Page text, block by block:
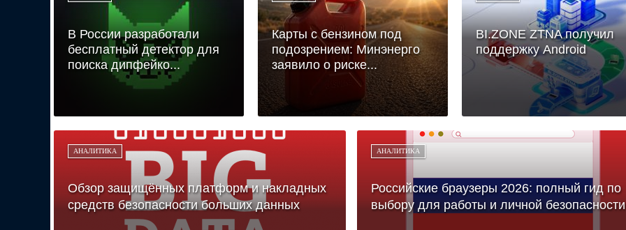
В России разработали
бесплатный детектор для
поиска дипфейко...
Карты с бензином под
подозрением: Минэнерго
заявило о риске...
BI.ZONE ZTNA получил
поддержку Android
АНАЛИТИКА
Обзор защищённых платформ и накладных
средств безопасности больших данных
АНАЛИТИКА
Российские браузеры 2026: полный гид по
выбору для работы и личной безопасности